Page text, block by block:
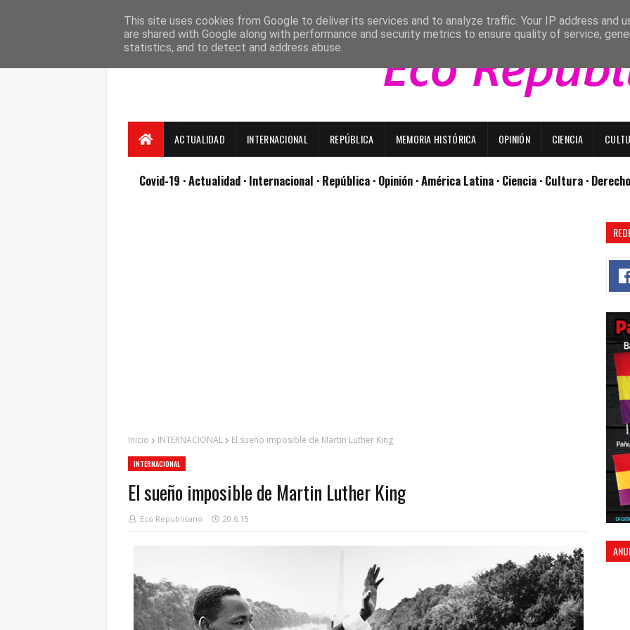
ACTUALIDAD INTERNACIONAL REPÚBLICA MEMORIA HISTÓRICA OPINIÓN CIENCIA
Covid-19 · Actualidad · Internacional · República · Opinión · América Latina · Ciencia · Cultura ·
Inicio INTERNACIONAL El sueño imposible de Martin Luther King
INTERNACIONAL
El sueño imposible de Martin Luther King
Eco Republicano 20.6.15
This site uses cookies from Google to deliver its services and to analyze traffic. Your IP address and
are shared with Google along with performance and security metrics to ensure quality of service,
statistics, and to detect and address abuse.